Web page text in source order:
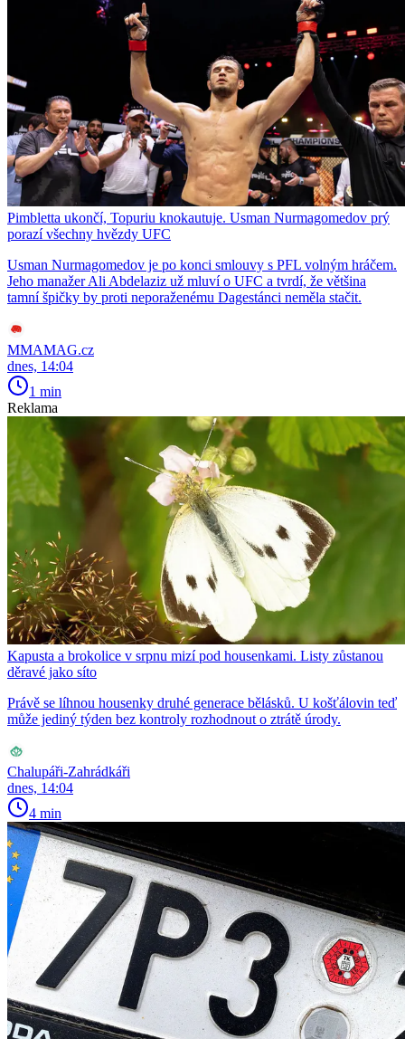
Pimbletta ukončí, Topuriu knokautuje. Usman Nurmagomedov prý
porazí všechny hvězdy UFC
Usman Nurmagomedov je po konci smlouvy s PFL volným hráčem.
Jeho manažer Ali Abdelaziz už mluví o UFC a tvrdí, že většina
tamní špičky by proti neporaženému Dagestánci neměla stačit.
MMAMAG.cz
dnes, 14:04
1 min
Reklama
Kapusta a brokolice v srpnu mizí pod housenkami. Listy zůstanou
děravé jako síto
Právě se líhnou housenky druhé generace bělásků. U košťálovin teď
může jediný týden bez kontroly rozhodnout o ztrátě úrody.
Chalupáři-Zahrádkáři
dnes, 14:04
4 min